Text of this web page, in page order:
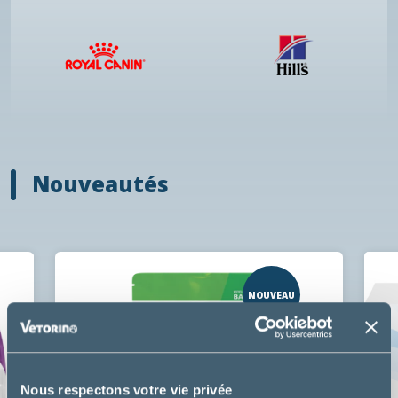
Nous respectons votre vie privée
Nouveautés
NOUVEAU